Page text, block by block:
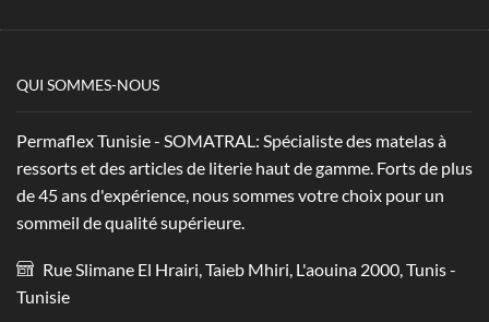
QUI SOMMES-NOUS
Permaflex Tunisie - SOMATRAL: Spécialiste des matelas à
ressorts et des articles de literie haut de gamme. Forts de plus
de 45 ans d'expérience, nous sommes votre choix pour un
sommeil de qualité supérieure.
Rue Slimane El Hrairi, Taieb Mhiri, L'aouina 2000, Tunis -
Tunisie